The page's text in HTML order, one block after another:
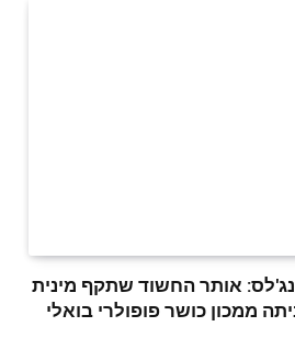
אותר החשוד שתקף מינית
ממכון כושר פופולרי בואלי